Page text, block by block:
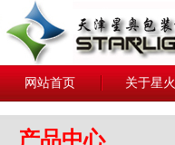
网站首页 关于星火
产品中心